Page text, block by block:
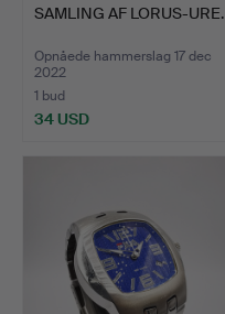
SAMLING AF LORUS-URE.
Opnåede hammerslag 17 dec
2022
1 bud
34 USD